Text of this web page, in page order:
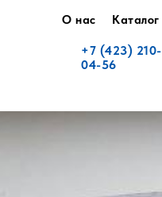
+7 (423) 210-
04-56
О нас Каталог